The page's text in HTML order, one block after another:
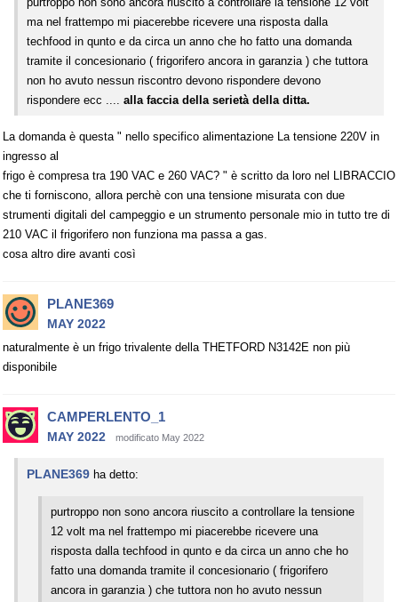
ma nel frattempo mi piacerebbe ricevere una risposta dalla
techfood in qunto e da circa un anno che ho fatto una domanda
tramite il concesionario ( frigorifero ancora in garanzia ) che tuttora
non ho avuto nessun riscontro devono rispondere devono
rispondere ecc .... alla faccia della serietà della ditta.
La domanda è questa " nello specifico alimentazione La tensione 220V in
ingresso al
frigo è compresa tra 190 VAC e 260 VAC? " è scritto da loro nel LIBRACCIO
che ti forniscono, allora perchè con una tensione misurata con due
strumenti digitali del campeggio e un strumento personale mio in tutto tre di
210 VAC il frigorifero non funziona ma passa a gas.
cosa altro dire avanti così
PLANE369
MAY 2022
naturalmente è un frigo trivalente della THETFORD N3142E non più
disponibile
CAMPERLENTO_1
MAY 2022 modificato May 2022
PLANE369 ha detto:
purtroppo non sono ancora riuscito a controllare la tensione
12 volt ma nel frattempo mi piacerebbe ricevere una
risposta dalla techfood in qunto e da circa un anno che ho
fatto una domanda tramite il concesionario ( frigorifero
ancora in garanzia ) che tuttora non ho avuto nessun